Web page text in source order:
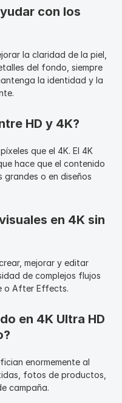
con los
la claridad de la piel,
del fondo, siempre
la identidad y la
HD y 4K?
que el 4K. El 4K
hace que el contenido
grandes o en diseños
en 4K sin
mejorar y editar
de complejos flujos
o After Effects.
en 4K Ultra HD
enormemente al
fotos de productos,
campaña.